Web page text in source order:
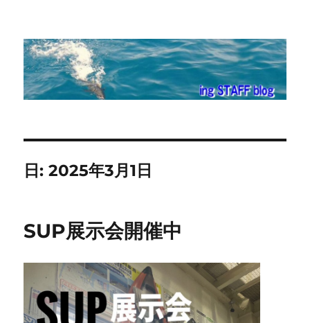
ing STAFF blog
日:2025年3月1日
SUP展示会開催中